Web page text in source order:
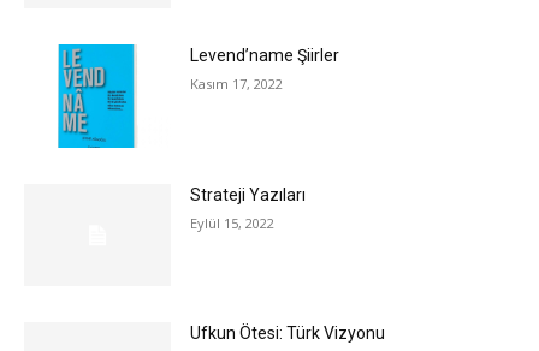
Levend’name Şiirler
Kasım 17, 2022
Strateji Yazıları
Eylül 15, 2022
Ufkun Ötesi: Türk Vizyonu